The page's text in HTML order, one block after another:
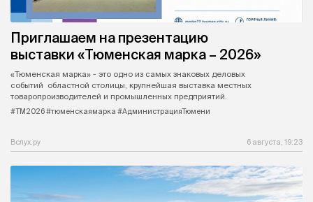
Приглашаем на презентацию
выставки «Тюменская марка – 2026»
«Тюменская марка» - это одно из самых знаковых деловых
событий областной столицы, крупнейшая выставка местных
товаропроизводителей и промышленных предприятий.
#ТМ2026 #тюменскаямарка #АдминистрацияТюмени
Вслух.ру 6 августа, 19:23